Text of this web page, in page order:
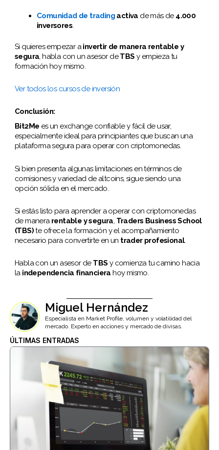
Comunidad de trading activa de más de 4.000
inversores.
Si quieres empezar ainvertir de manera rentable y
segura, habla con un asesor deTBS y empieza tu
formación hoy mismo.
Ver todos los cursos de inversión
Conclusión:
Bit2Me es un exchange confiable y fácil de usar,
especialmente ideal para principiantes que buscan una
plataforma segura para operar con criptomonedas.
Si bien presenta algunas limitaciones en términos de
comisiones y variedad de altcoins, sigue siendo una
opción sólida en el mercado.
Si estás listo para aprender a operar con criptomonedas
de manera rentable y segura, Traders Business School
(TBS)te ofrece la formación y el acompañamiento
necesario para convertirte en un trader profesional.
Habla con un asesor de TBS y comienza tu camino hacia
la independencia financiera hoy mismo.
Miguel Hernández
Especialista en Market Profile, volumen y volatilidad del
mercado. Experto en acciones y mercado de divisas.
ÚLTIMAS ENTRADAS